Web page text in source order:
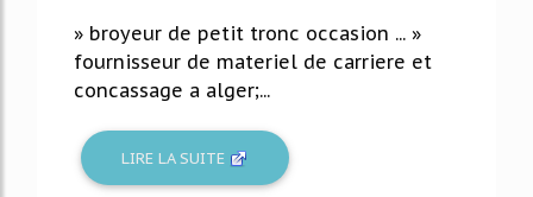
» broyeur de petit tronc occasion ... »
fournisseur de materiel de carriere et
concassage a alger;...
LIRE LA SUITE